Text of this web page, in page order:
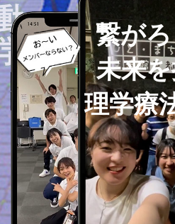
繋が
未来
理学療